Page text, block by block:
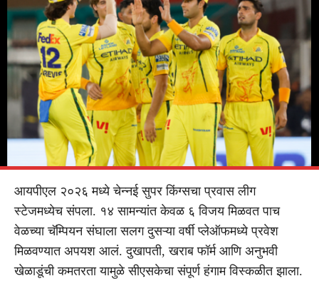
आयपीएल २०२६ मध्ये चेन्नई सुपर किंग्सचा प्रवास लीग
स्टेजमध्येच संपला. १४ सामन्यांत केवळ ६ विजय मिळवत पाच
वेळच्या चॅम्पियन संघाला सलग दुसऱ्या वर्षी प्लेऑफमध्ये प्रवेश
मिळवण्यात अपयश आलं. दुखापती, खराब फॉर्म आणि अनुभवी
खेळाडूंची कमतरता यामुळे सीएसकेचा संपूर्ण हंगाम विस्कळीत झाला.